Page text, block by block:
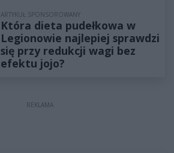
ARTYKUŁ SPONSOROWANY
Która dieta pudełkowa w
Legionowie najlepiej sprawdzi
się przy redukcji wagi bez
efektu jojo?
REKLAMA